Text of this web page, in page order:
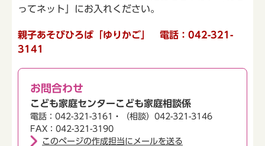
ってネット」にお入れください。
親子あそびひろば「ゆりかご」 電話：042-321-
3141
お問合わせ
こども家庭センターこども家庭相談係
電話：042-321-3161・（相談）042-321-3146
FAX：042-321-3190
このページの作成担当にメールを送る